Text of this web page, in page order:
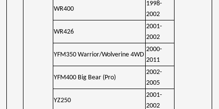
WR400
1998-
2002
WR426
2001-
2002
YFM350 Warrior/Wolverine 4WD
2000-
2011
YFM400 Big Bear (Pro)
2002-
2005
YZ250
2001-
2002